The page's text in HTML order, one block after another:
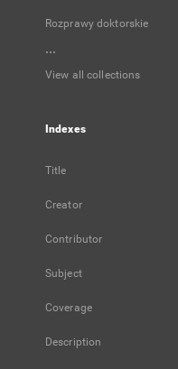
Rozprawy doktorskie
...
View all collections
Indexes
Title
Creator
Contributor
Subject
Coverage
Description